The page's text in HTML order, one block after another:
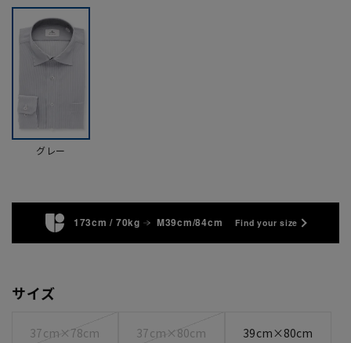
グレー
173cm / 70kg M39cm/84cm Find your size
サイズ
37cm×78cm 37cm×80cm 39cm×80cm